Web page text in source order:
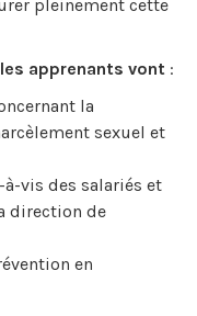
pleinement cette
apprenants vont :
la
sexuel et
vis des salariés et
direction de
en